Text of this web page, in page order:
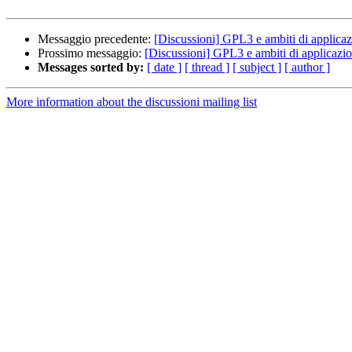
Messaggio precedente: [Discussioni] GPL3 e ambiti di
Prossimo messaggio: [Discussioni] GPL3 e ambiti di
Messages sorted by: [ date ] [ thread ] [ subject ] [ author ]
More information about the discussioni mailing list